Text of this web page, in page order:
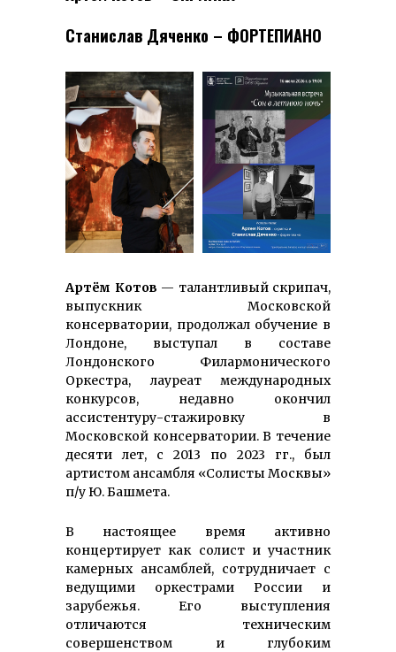
Станислав Дяченко – ФОРТЕПИАНО
Артём Котов — талантливый скрипач,
выпускник Московской
консерватории, продолжал обучение в
Лондоне, выступал в составе
Лондонского Филармонического
Оркестра, лауреат международных
конкурсов, недавно окончил
ассистентуру-стажировку в
Московской консерватории. В течение
десяти лет, с 2013 по 2023 гг., был
артистом ансамбля «Солисты Москвы»
п/у Ю. Башмета.
В настоящее время активно
концертирует как солист и участник
камерных ансамблей, сотрудничает с
ведущими оркестрами России и
зарубежья. Его выступления
отличаются техническим
совершенством и глубоким